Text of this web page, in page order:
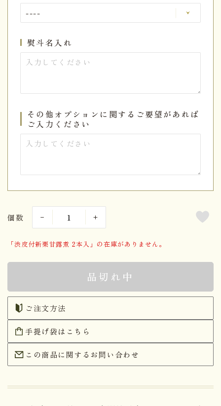
熨斗名入れ
その他オプションに関するご要望があれば
ご入力ください
個数
「渋皮付新栗甘露煮 2本入」の在庫がありません。
品切れ中
ご注文方法
手提げ袋はこちら
この商品に関するお問い合わせ